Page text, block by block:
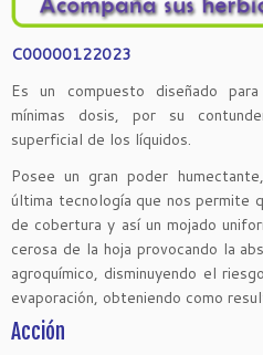
C00000122023
Es un compuesto diseñado
mínimas dosis, por su
superficial de los líquidos.
Posee un gran poder
última tecnología que nos permite
de cobertura y así un mojado
cerosa de la hoja provocando la
agroquímico, disminuyendo el
evaporación, obteniendo como
Acción